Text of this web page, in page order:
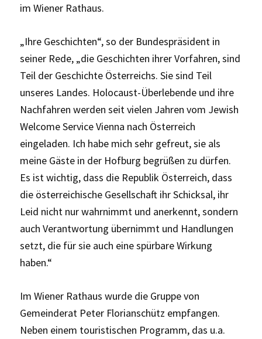
im Wiener Rathaus.
„Ihre Geschichten“, so der Bundespräsident in
seiner Rede, „die Geschichten ihrer Vorfahren, sind
Teil der Geschichte Österreichs. Sie sind Teil
unseres Landes. Holocaust-Überlebende und ihre
Nachfahren werden seit vielen Jahren vom Jewish
Welcome Service Vienna nach Österreich
eingeladen. Ich habe mich sehr gefreut, sie als
meine Gäste in der Hofburg begrüßen zu dürfen.
Es ist wichtig, dass die Republik Österreich, dass
die österreichische Gesellschaft ihr Schicksal, ihr
Leid nicht nur wahrnimmt und anerkennt, sondern
auch Verantwortung übernimmt und Handlungen
setzt, die für sie auch eine spürbare Wirkung
haben.“
Im Wiener Rathaus wurde die Gruppe von
Gemeinderat Peter Florianschütz empfangen.
Neben einem touristischen Programm, das u.a.